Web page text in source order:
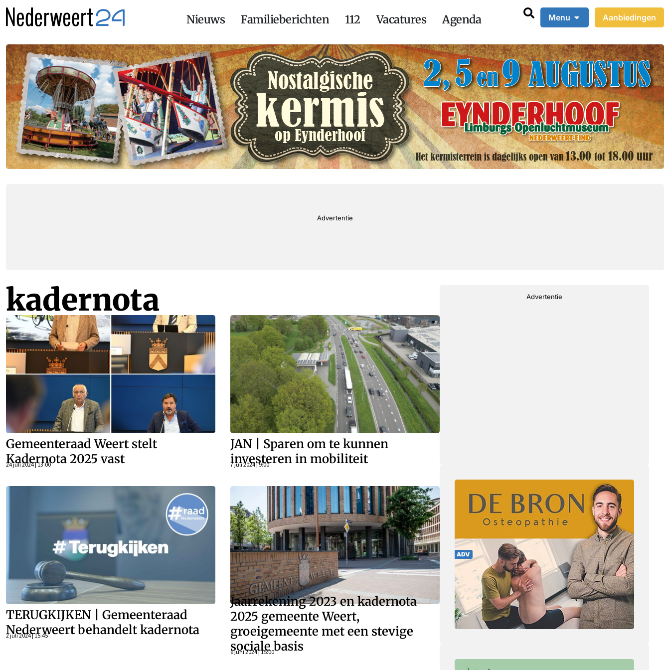
Nieuws Familieberichten 112 Vacatures Agenda Menu Aanbiedingen
Advertentie
kadernota
Gemeenteraad Weert stelt
Kadernota 2025 vast
24 juli 2024 | 13:00
JAN | Sparen om te kunnen
investeren in mobiliteit
7 juli 2024 | 9:00
TERUGKIJKEN | Gemeenteraad
Nederweert behandelt kadernota
2 juli 2024 | 15:45
Jaarrekening 2023 en kadernota
2025 gemeente Weert,
groeigemeente met een stevige
sociale basis
6 juni 2024 | 15:00
Advertentie